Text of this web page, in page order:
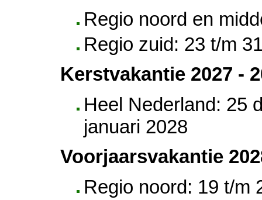
Regio noord en
Regio zuid: 23 t/m
Kerstvakantie 2027 -
Heel Nederland: 25
januari 2028
Voorjaarsvakantie
Regio noord: 19 t/m